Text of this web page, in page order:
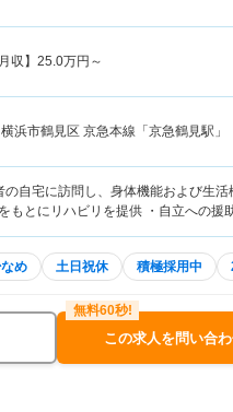
収】 25.0万円～
浜市鶴見区 京急本線「京急鶴見駅」
の自宅に訪問し、身体機能および生
もとにリハビリを提供 ・自立への援
め 土日祝休 積極採用中
この求人を問い合